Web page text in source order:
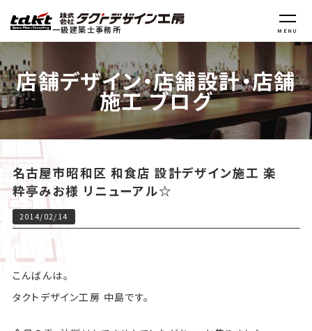
一級建築士事務所 MENU
店舗デザイン・店舗設計・店舗
施工 ブログ
名古屋市昭和区 和食店 設計デザイン施工 楽
粋亭みお様 リニューアル☆
2014/02/14
こんばんは。
タクトデザイン工房 中島です。